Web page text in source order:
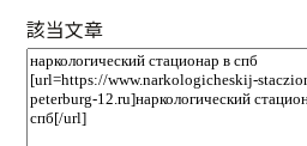
該当文章